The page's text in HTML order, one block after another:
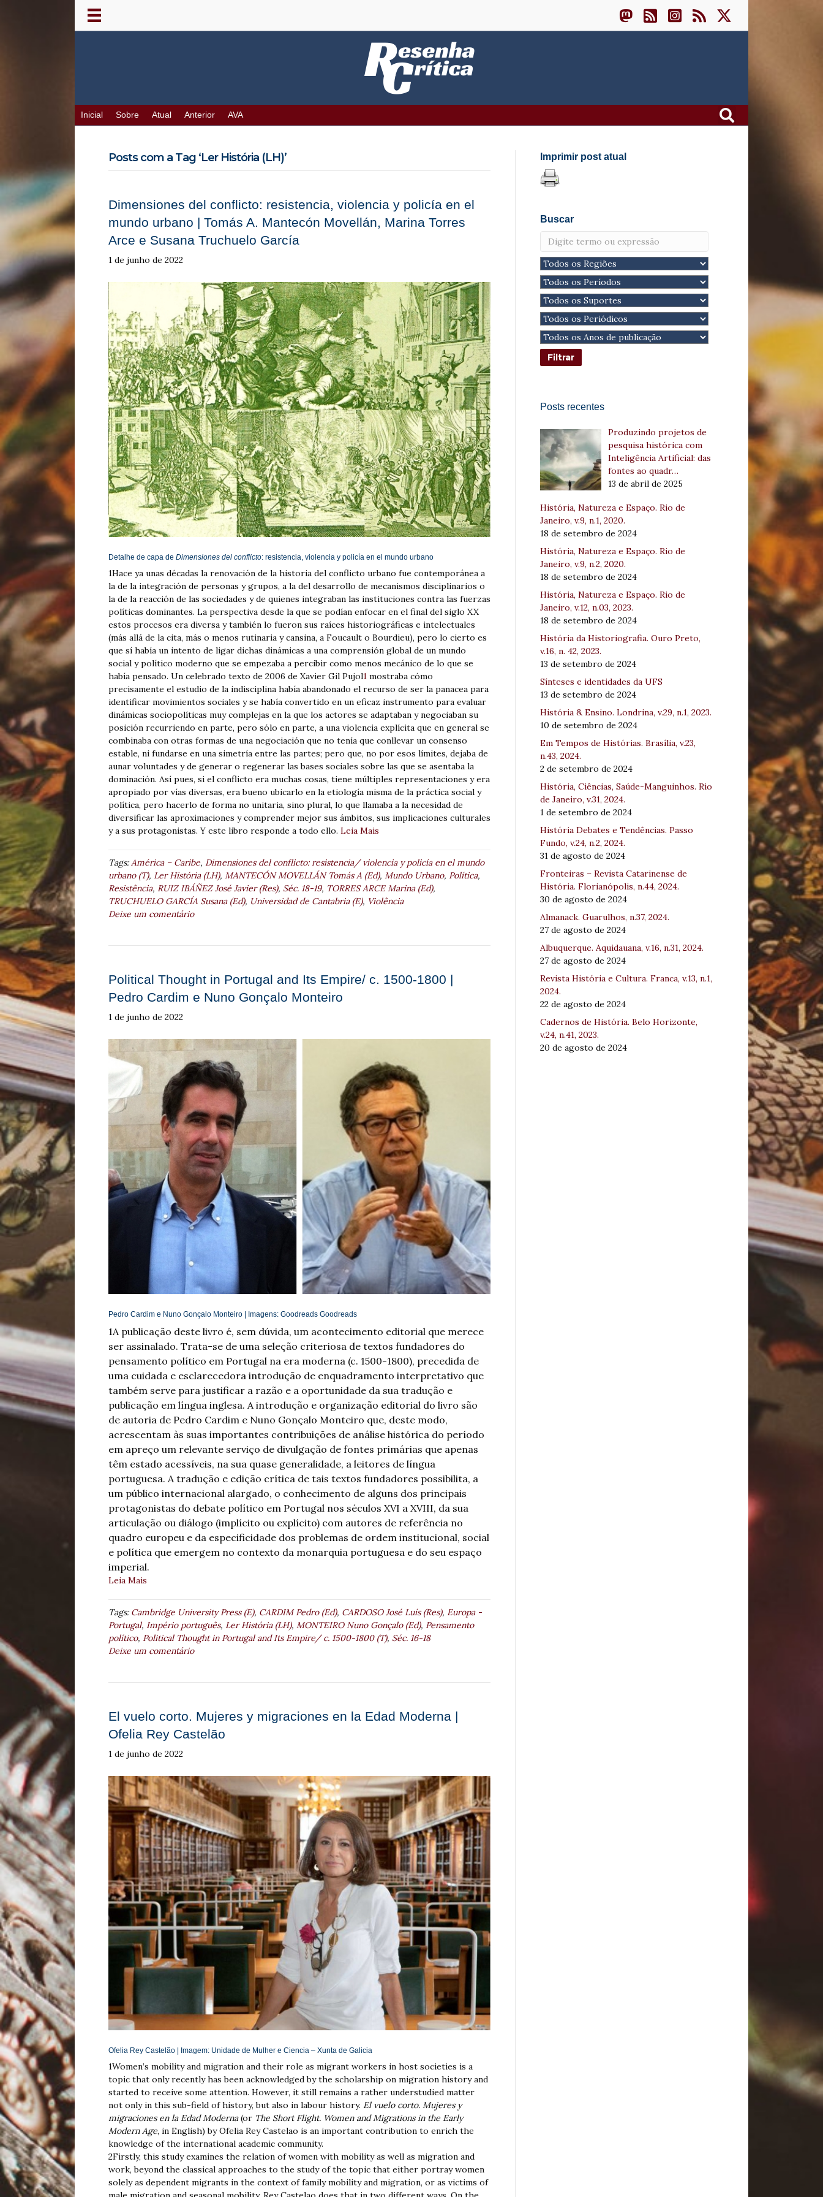
Inicial Sobre Atual Anterior AVA
Posts com a Tag ‘Ler História (LH)’
Dimensiones del conflicto: resistencia, violencia y policía en el
mundo urbano | Tomás A. Mantecón Movellán, Marina Torres
Arce e Susana Truchuelo García
1 de junho de 2022
Detalhe de capa de Dimensiones del conflicto: resistencia, violencia y policía en el mundo urbano
1Hace ya unas décadas la renovación de la historia del conflicto urbano fue contemporánea a
la de la integración de personas y grupos, a la del desarrollo de mecanismos disciplinarios o
la de la reacción de las sociedades y de quienes integraban las instituciones contra las fuerzas
políticas dominantes. La perspectiva desde la que se podían enfocar en el final del siglo XX
estos procesos era diversa y también lo fueron sus raíces historiográficas e intelectuales
(más allá de la cita, más o menos rutinaria y cansina, a Foucault o Bourdieu), pero lo cierto es
que sí había un intento de ligar dichas dinámicas a una comprensión global de un mundo
social y político moderno que se empezaba a percibir como menos mecánico de lo que se
había pensado. Un celebrado texto de 2006 de Xavier Gil Pujol1 mostraba cómo
precisamente el estudio de la indisciplina había abandonado el recurso de ser la panacea para
identificar movimientos sociales y se había convertido en un eficaz instrumento para evaluar
dinámicas sociopolíticas muy complejas en la que los actores se adaptaban y negociaban su
posición recurriendo en parte, pero sólo en parte, a una violencia explícita que en general se
combinaba con otras formas de una negociación que no tenía que conllevar un consenso
estable, ni fundarse en una simetría entre las partes; pero que, no por esos límites, dejaba de
aunar voluntades y de generar o regenerar las bases sociales sobre las que se asentaba la
dominación. Así pues, si el conflicto era muchas cosas, tiene múltiples representaciones y era
apropiado por vías diversas, era bueno ubicarlo en la etiología misma de la práctica social y
política, pero hacerlo de forma no unitaria, sino plural, lo que llamaba a la necesidad de
diversificar las aproximaciones y comprender mejor sus ámbitos, sus implicaciones culturales
y a sus protagonistas. Y este libro responde a todo ello. Leia Mais
Tags:América – Caribe, Dimensiones del conflicto: resistencia/ violencia y policía en el mundo
urbano (T), Ler História (LH), MANTECÓN MOVELLÁN Tomás A (Ed), Mundo Urbano, Política,
Resistência, RUIZ IBÁÑEZ José Javier (Res), Séc. 18-19, TORRES ARCE Marina (Ed),
TRUCHUELO GARCÍA Susana (Ed), Universidad de Cantabria (E), Violência
Deixe um comentário
Political Thought in Portugal and Its Empire/ c. 1500-1800 |
Pedro Cardim e Nuno Gonçalo Monteiro
1 de junho de 2022
Pedro Cardim e Nuno Gonçalo Monteiro | Imagens: Goodreads Goodreads
1A publicação deste livro é, sem dúvida, um acontecimento editorial que merece
ser assinalado. Trata-se de uma seleção criteriosa de textos fundadores do
pensamento político em Portugal na era moderna (c. 1500-1800), precedida de
uma cuidada e esclarecedora introdução de enquadramento interpretativo que
também serve para justificar a razão e a oportunidade da sua tradução e
publicação em língua inglesa. A introdução e organização editorial do livro são
de autoria de Pedro Cardim e Nuno Gonçalo Monteiro que, deste modo,
acrescentam às suas importantes contribuições de análise histórica do período
em apreço um relevante serviço de divulgação de fontes primárias que apenas
têm estado acessíveis, na sua quase generalidade, a leitores de língua
portuguesa. A tradução e edição crítica de tais textos fundadores possibilita, a
um público internacional alargado, o conhecimento de alguns dos principais
protagonistas do debate político em Portugal nos séculos XVI a XVIII, da sua
articulação ou diálogo (implícito ou explícito) com autores de referência no
quadro europeu e da especificidade dos problemas de ordem institucional, social
e política que emergem no contexto da monarquia portuguesa e do seu espaço
imperial.
Leia Mais
Tags:Cambridge University Press (E), CARDIM Pedro (Ed), CARDOSO José Luís (Res), Europa -
Portugal, Império português, Ler História (LH), MONTEIRO Nuno Gonçalo (Ed), Pensamento
político, Political Thought in Portugal and Its Empire/ c. 1500-1800 (T), Séc. 16-18
Deixe um comentário
El vuelo corto. Mujeres y migraciones en la Edad Moderna |
Ofelia Rey Castelão
1 de junho de 2022
Ofelia Rey Castelão | Imagem: Unidade de Mulher e Ciencia – Xunta de Galicia
1Women’s mobility and migration and their role as migrant workers in host societies is a
topic that only recently has been acknowledged by the scholarship on migration history and
started to receive some attention. However, it still remains a rather understudied matter
not only in this sub-field of history, but also in labour history. El vuelo corto. Mujeres y
migraciones en la Edad Moderna (or The Short Flight. Women and Migrations in the Early
Modern Age, in English)by Ofelia Rey Castelao is an important contribution to enrich the
knowledge of the international academic community.
2Firstly, this study examines the relation of women with mobility as well as migration and
work, beyond the classical approaches to the study of the topic that either portray women
solely as dependent migrants in the context of family mobility and migration, or as victims of
Imprimir post atual
Buscar
Posts recentes
Produzindo projetos de
pesquisa histórica com
Inteligência Artificial: das
fontes ao quadr…
13 de abril de 2025
História, Natureza e Espaço. Rio de
Janeiro, v.9, n.1, 2020.
18 de setembro de 2024
História, Natureza e Espaço. Rio de
Janeiro, v.9, n.2, 2020.
18 de setembro de 2024
História, Natureza e Espaço. Rio de
Janeiro, v.12, n.03, 2023.
18 de setembro de 2024
História da Historiografia. Ouro Preto,
v.16, n. 42, 2023.
13 de setembro de 2024
Sínteses e identidades da UFS
13 de setembro de 2024
História & Ensino. Londrina, v.29, n.1, 2023.
10 de setembro de 2024
Em Tempos de Histórias. Brasília, v.23,
n.43, 2024.
2 de setembro de 2024
História, Ciências, Saúde-Manguinhos. Rio
de Janeiro, v.31, 2024.
1 de setembro de 2024
História Debates e Tendências. Passo
Fundo, v.24, n.2, 2024.
31 de agosto de 2024
Fronteiras – Revista Catarinense de
História. Florianópolis, n.44, 2024.
30 de agosto de 2024
Almanack. Guarulhos, n.37, 2024.
27 de agosto de 2024
Albuquerque. Aquidauana, v.16, n.31, 2024.
27 de agosto de 2024
Revista História e Cultura. Franca, v.13, n.1,
2024.
22 de agosto de 2024
Cadernos de História. Belo Horizonte,
v.24, n.41, 2023.
20 de agosto de 2024